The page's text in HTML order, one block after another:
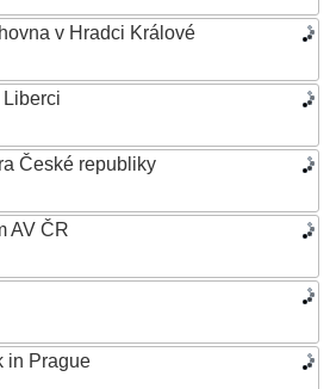
v Hradci Králové
České republiky
AV ČR
in Prague